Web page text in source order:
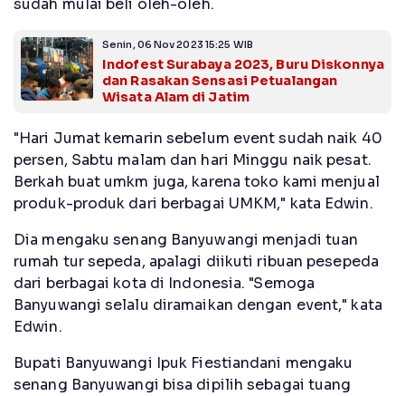
sudah mulai beli oleh-oleh.
Senin, 06 Nov 2023 15:25 WIB
Indofest Surabaya 2023, Buru Diskonnya
dan Rasakan Sensasi Petualangan
Wisata Alam di Jatim
"Hari Jumat kemarin sebelum event sudah naik 40
persen, Sabtu malam dan hari Minggu naik pesat.
Berkah buat umkm juga, karena toko kami menjual
produk-produk dari berbagai UMKM," kata Edwin.
Dia mengaku senang Banyuwangi menjadi tuan
rumah tur sepeda, apalagi diikuti ribuan pesepeda
dari berbagai kota di Indonesia. "Semoga
Banyuwangi selalu diramaikan dengan event," kata
Edwin.
Bupati Banyuwangi Ipuk Fiestiandani mengaku
senang Banyuwangi bisa dipilih sebagai tuang